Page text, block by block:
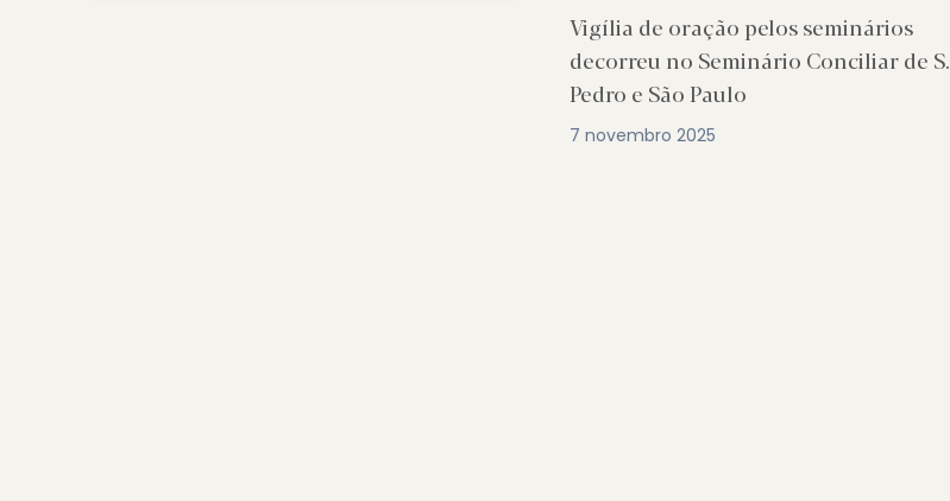
Vigília de oração pelos seminários
decorreu no Seminário Conciliar de S.
Pedro e São Paulo
7 novembro 2025